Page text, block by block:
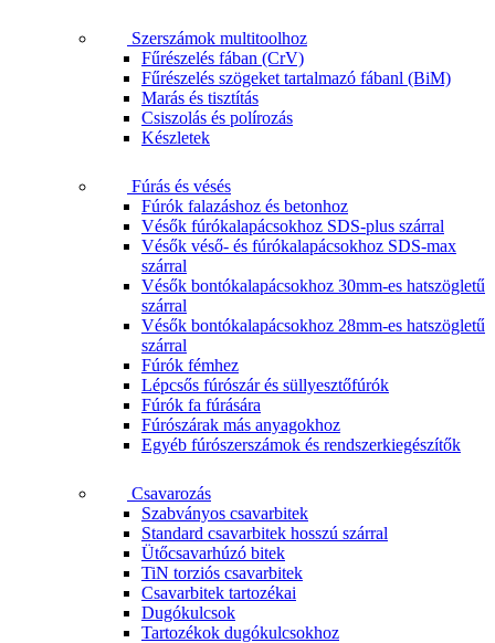
Szerszámok multitoolhoz
Fűrészelés fában (CrV)
Fűrészelés szögeket tartalmazó fábanl (BiM)
Marás és tisztítás
Csiszolás és polírozás
Készletek
Fúrás és vésés
Fúrók falazáshoz és betonhoz
Vésők fúrókalapácsokhoz SDS-plus szárral
Vésők véső- és fúrókalapácsokhoz SDS-max
szárral
Vésők bontókalapácsokhoz 30mm-es hatszögletű
szárral
Vésők bontókalapácsokhoz 28mm-es hatszögletű
szárral
Fúrók fémhez
Lépcsős fúrószár és süllyesztőfúrók
Fúrók fa fúrására
Fúrószárak más anyagokhoz
Egyéb fúrószerszámok és rendszerkiegészítők
Csavarozás
Szabványos csavarbitek
Standard csavarbitek hosszú szárral
Ütőcsavarhúzó bitek
TiN torziós csavarbitek
Csavarbitek tartozékai
Dugókulcsok
Tartozékok dugókulcsokhoz